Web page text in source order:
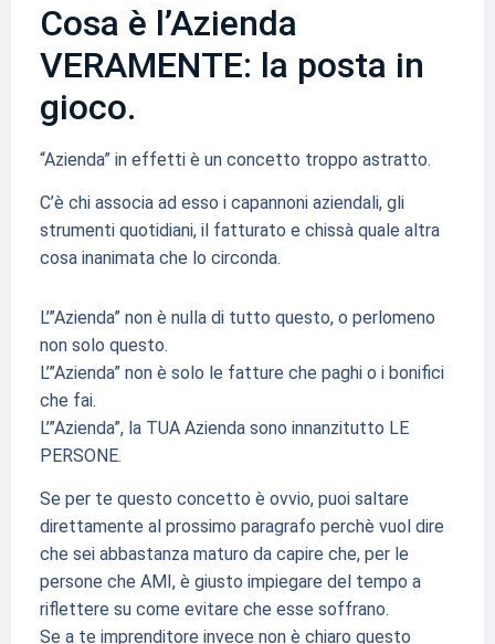
Cosa è l’Azienda
VERAMENTE: la posta in
gioco.
“Azienda” in effetti è un concetto troppo astratto.
C’è chi associa ad esso i capannoni aziendali, gli
strumenti quotidiani, il fatturato e chissà quale altra
cosa inanimata che lo circonda.
L’”Azienda” non è nulla di tutto questo, o perlomeno
non solo questo.
L’”Azienda” non è solo le fatture che paghi o i bonifici
che fai.
L’”Azienda”, la TUA Azienda sono innanzitutto LE
PERSONE.
Se per te questo concetto è ovvio, puoi saltare
direttamente al prossimo paragrafo perchè vuol dire
che sei abbastanza maturo da capire che, per le
persone che AMI, è giusto impiegare del tempo a
riflettere su come evitare che esse soffrano.
Se a te imprenditore invece non è chiaro questo